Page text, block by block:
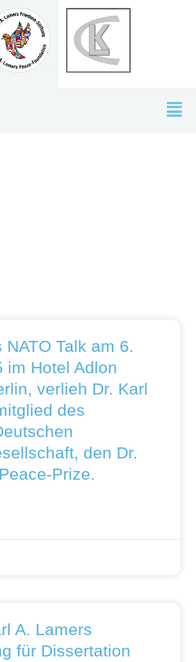
Talk am 6.
im Hotel Adlon
verlieh Dr. Karl
des
den Dr.
Prize.
A. Lamers
für Dissertation